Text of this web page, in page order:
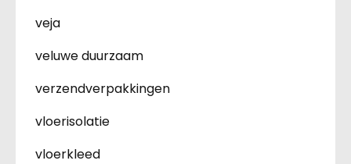
veja
veluwe duurzaam
verzendverpakkingen
vloerisolatie
vloerkleed